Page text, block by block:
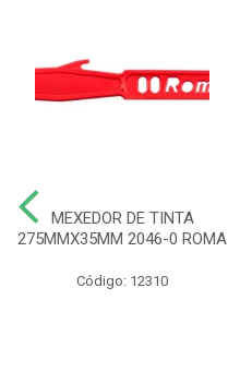
MEXEDOR DE TINTA
275MMX35MM 2046-0 ROMA
Código: 12310